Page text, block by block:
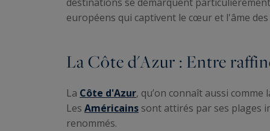
européens qui captivent le cœur et l'âme
La Côte d'Azur : Entre
La Côte d'Azur, qu’on connaît aussi
Les Américains sont attirés par ses plages
renommés.